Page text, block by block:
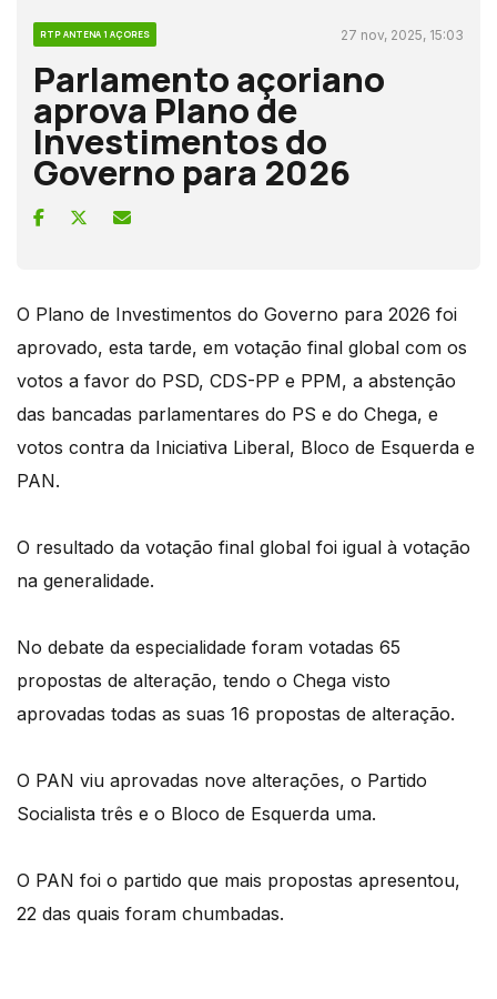
RTP ANTENA 1 AÇORES 27 nov, 2025, 15:03
Parlamento açoriano
aprova Plano de
Investimentos do
Governo para 2026
O Plano de Investimentos do Governo para 2026 foi
aprovado, esta tarde, em votação final global com os
votos a favor do PSD, CDS-PP e PPM, a abstenção
das bancadas parlamentares do PS e do Chega, e
votos contra da Iniciativa Liberal, Bloco de Esquerda e
PAN.
O resultado da votação final global foi igual à votação
na generalidade.
No debate da especialidade foram votadas 65
propostas de alteração, tendo o Chega visto
aprovadas todas as suas 16 propostas de alteração.
O PAN viu aprovadas nove alterações, o Partido
Socialista três e o Bloco de Esquerda uma.
O PAN foi o partido que mais propostas apresentou,
22 das quais foram chumbadas.